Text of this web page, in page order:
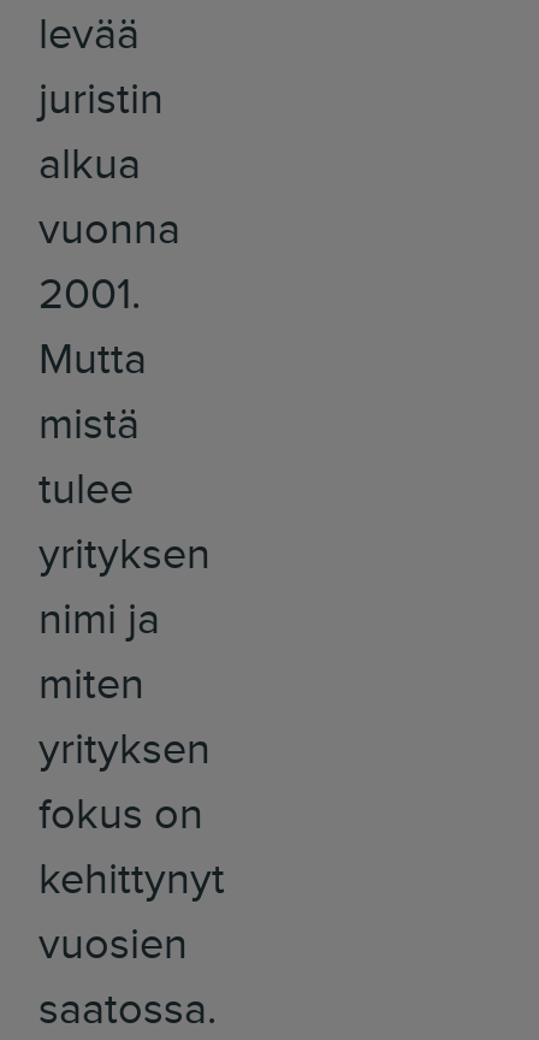
levää
juristin
alkua
vuonna
2001.
Mutta
mistä
tulee
yrityksen
nimi ja
miten
yrityksen
fokus on
kehittynyt
vuosien
saatossa.